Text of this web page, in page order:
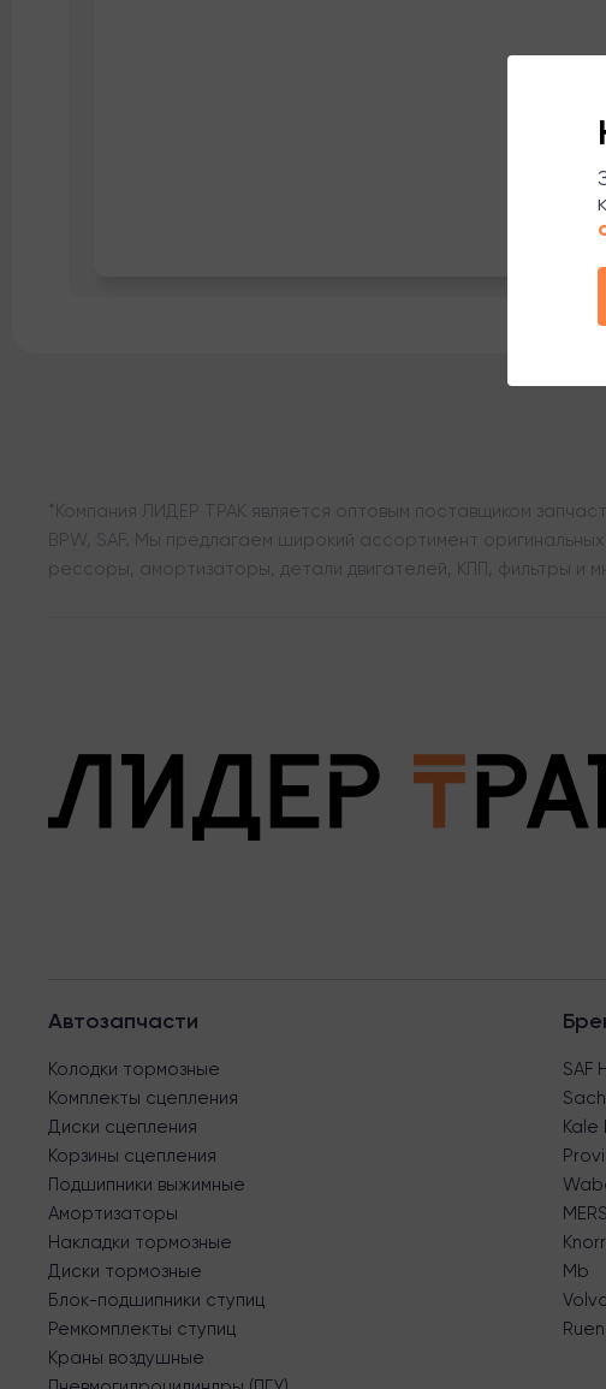
*Компания ЛИДЕР ТРАК является оптовым поставщиком
BPW, SAF. Мы предлагаем широкий ассортимент
рессоры, амортизаторы, детали двигателей, КПП, фильтры и
Автозапчасти
Колодки тормозные
Комплекты сцепления
Диски сцепления
Корзины сцепления
Подшипники выжимные
Амортизаторы
Накладки тормозные
Диски тормозные
Блок-подшипники ступиц
Ремкомплекты ступиц
Краны воздушные
SAF
Knorr
Mb
Ruen